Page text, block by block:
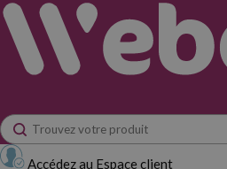
Accédez au Espace client